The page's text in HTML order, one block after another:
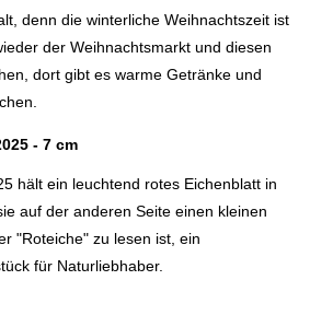
denn die winterliche Weihnachtszeit ist
der Weihnachtsmarkt und diesen
dort gibt es warme Getränke und
- 7 cm
hält ein leuchtend rotes Eichenblatt in
auf der anderen Seite einen kleinen
"Roteiche" zu lesen ist, ein
für Naturliebhaber.